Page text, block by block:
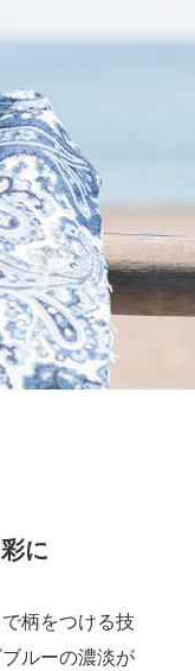
に
柄をつける技
ルーの濃淡が